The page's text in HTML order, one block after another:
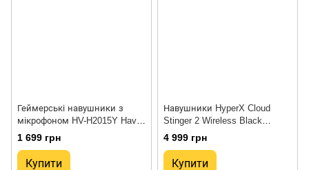
Геймерські навушники з
мікрофоном HV-H2015Y Havit,
чорні
1 699 грн
Купити
Навушники HyperX Cloud
Stinger 2 Wireless Black
(676A2AA)
4 999 грн
Купити